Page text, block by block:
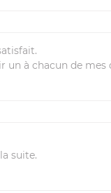
à chacun de
suite.